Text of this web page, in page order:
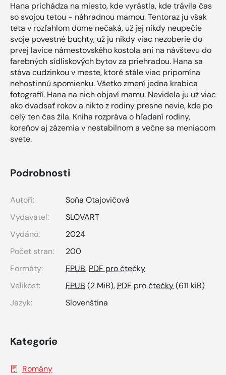
Hana prichádza na miesto, kde vyrástla, kde trávila čas
so svojou tetou - náhradnou mamou. Tentoraz ju však
teta v rozľahlom dome nečaká, už jej nikdy neupečie
svoje povestné buchty, už ju nikdy viac nezoberie do
prvej lavice námestovského kostola ani na návštevu do
farebných sídliskových bytov za priehradou. Hana sa
stáva cudzinkou v meste, ktoré stále viac pripomína
nehostinnú spomienku. Všetko zmení jedna krabica
fotografií. Hana na nich objaví mamu. Nevidela ju už viac
ako dvadsať rokov a nikto z rodiny presne nevie, kde po
celý ten čas žila. Kniha rozpráva o hľadaní rodiny,
koreňov aj zázemia v nestabilnom a večne sa meniacom
svete.
Podrobnosti
Autoři:
Soňa Otajovičová
Vydavatel:
SLOVART
Vydáno:
2024
Počet stran:
200
Formáty:
EPUB,PDF pro čtečky
Velikost:
EPUB (2 MiB),PDF pro čtečky(611 kiB)
Jazyk:
Slovenština
Kategorie
Romány